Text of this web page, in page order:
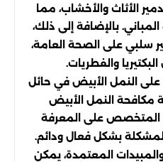
الأثاث والأخشاب، مما
بالإضافة إلى ذلك،
سلبي على الصحة العامة،
والفطريات.
على النمل الأبيض في حائل
مكافحة النمل الأبيض
المتخصص على المعرفة
المشكلة بشكل فعال ودائم.
المعتمدة، يمكن